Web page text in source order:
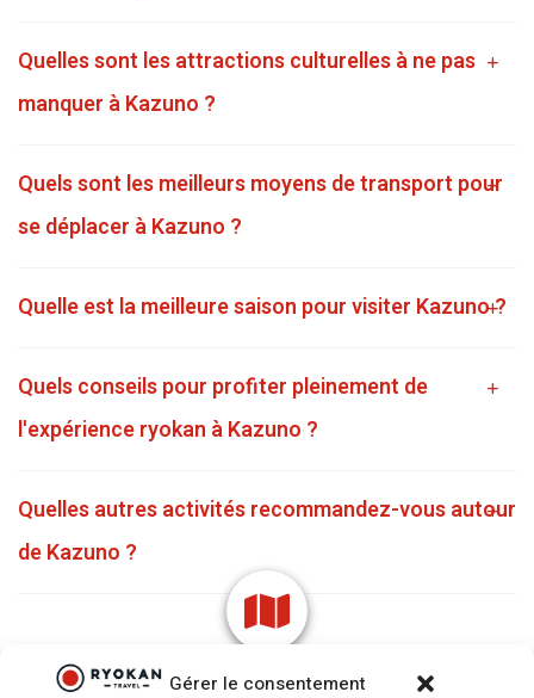
Gérer le consentement
Quelles sont les attractions culturelles à ne pas
manquer à Kazuno ?
Quels sont les meilleurs moyens de transport pour
se déplacer à Kazuno ?
Quelle est la meilleure saison pour visiter Kazuno ?
Quels conseils pour profiter pleinement de
l'expérience ryokan à Kazuno ?
Quelles autres activités recommandez-vous autour
de Kazuno ?